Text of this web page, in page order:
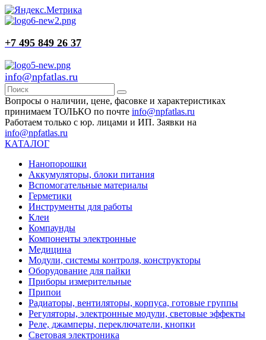
+7 495 849 26 37
info@npfatlas.ru
Вопросы о наличии, цене, фасовке и характеристиках
принимаем ТОЛЬКО по почте info@npfatlas.ru
Работаем только с юр. лицами и ИП. Заявки на
info@npfatlas.ru
КАТАЛОГ
Нанопорошки
Аккумуляторы, блоки питания
Вспомогательные материалы
Герметики
Инструменты для работы
Клеи
Компаунды
Компоненты электронные
Медицина
Модули, системы контроля, конструкторы
Оборудование для пайки
Приборы измерительные
Припои
Радиаторы, вентиляторы, корпуса, готовые группы
Регуляторы, электронные модули, световые эффекты
Реле, джамперы, переключатели, кнопки
Световая электроника